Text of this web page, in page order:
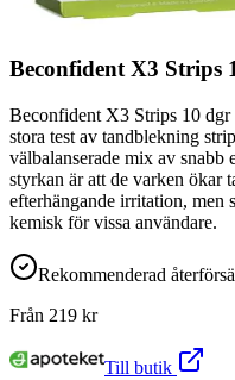
Beconfident X3 Strips
Beconfident X3 Strips 10 dgr
stora test av tandblekning
välbalanserade mix av snabb
styrkan är att de varken ökar
efterhängande irritation, men
kemisk för vissa användare.
Rekommenderad
Från 219 kr
Till butik